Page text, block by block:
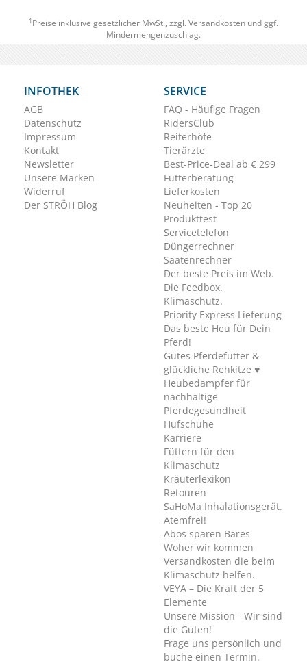
1 Preise inklusive gesetzlicher MwSt., zzgl. Versandkosten und ggf.
Mindermengenzuschlag.
INFOTHEK
AGB
Datenschutz
Impressum
Kontakt
Newsletter
Unsere Marken
Widerruf
Der STRÖH Blog
SERVICE
FAQ - Häufige Fragen
RidersClub
Reiterhöfe
Tierärzte
Best-Price-Deal ab € 299
Futterberatung
Lieferkosten
Neuheiten - Top 20
Produkttest
Servicetelefon
Düngerrechner
Saatenrechner
Der beste Preis im Web.
Die Feedbox.
Klimaschutz.
Priority Express Lieferung
Das beste Heu für Dein
Pferd!
Gutes Pferdefutter &
glückliche Rehkitze ♥
Heubedampfer für
nachhaltige
Pferdegesundheit
Hufschuhe
Karriere
Füttern für den
Klimaschutz
Kräuterlexikon
Retouren
SaHoMa Inhalationsgerät.
Atemfrei!
Abos sparen Bares
Woher wir kommen
Versandkosten die beim
Klimaschutz helfen.
VEYA – Die Kraft der 5
Elemente
Unsere Mission - Wir sind
die Guten!
Frage uns persönlich und
buche einen Termin.